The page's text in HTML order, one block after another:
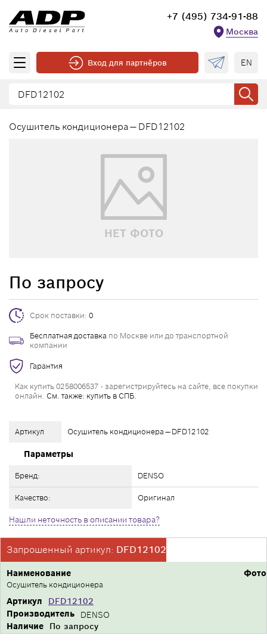
+7 (495) 734-91-88
Москва
Вход для партнёров EN
Осушитель кондиционера — DFD12102
НЕТ ФОТО
Артикул Осушитель кондиционера — DFD12102
Параметры
Бренд: DENSO
Качество: Оригинал
Нашли неточность в описании товара?
По запросу
Срок поставки: 0
Бесплатная доставка по Москве или до транспортной
компании
Гарантия
Как купить 0258006537 - зарегистрируйтесь на сайте, все покупки
онлайн. См. также: купить в СПБ.
Запрошенный артикул: DFD12102
Фото
Производитель DENSO
Артикул DFD12102
Наименование
Осушитель кондиционера
Наличие По запросу